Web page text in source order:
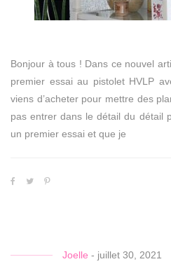
Bonjour à tous ! Dans ce nouvel
premier essai au pistolet HVLP
viens d’acheter pour mettre des
pas entrer dans le détail du détail
un premier essai et que je
Joelle - juillet 30, 2021